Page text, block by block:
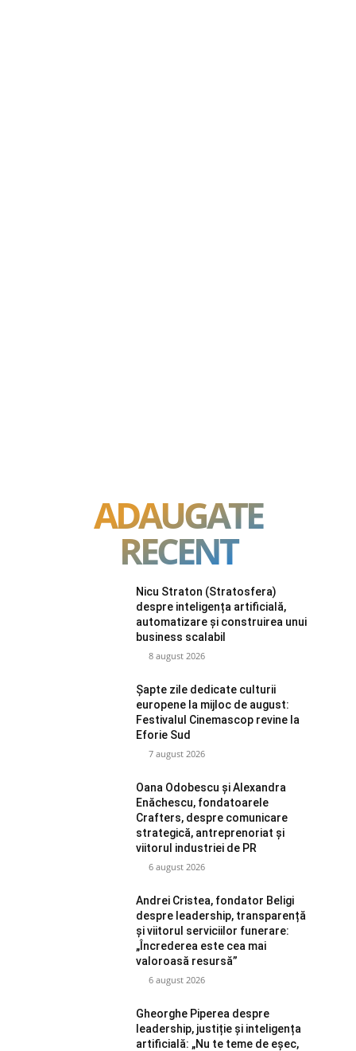
ADAUGATE
RECENT
Nicu Straton (Stratosfera)
despre inteligența artificială,
automatizare și construirea unui
business scalabil
8 august 2026
Șapte zile dedicate culturii
europene la mijloc de august:
Festivalul Cinemascop revine la
Eforie Sud
7 august 2026
Oana Odobescu și Alexandra
Enăchescu, fondatoarele
Crafters, despre comunicare
strategică, antreprenoriat și
viitorul industriei de PR
6 august 2026
Andrei Cristea, fondator Beligi
despre leadership, transparență
și viitorul serviciilor funerare:
„Încrederea este cea mai
valoroasă resursă”
6 august 2026
Gheorghe Piperea despre
leadership, justiție și inteligența
artificială: „Nu te teme de eșec,